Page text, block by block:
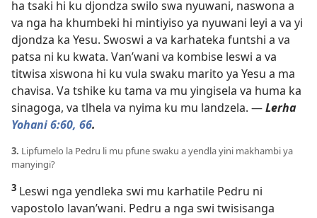
ha tsaki hi ku djondza swilo swa nyuwani, naswona a
va nga ha khumbeki hi mintiyiso ya nyuwani leyi a va yi
djondza ka Yesu. Swoswi a va karhateka funtshi a va
patsa ni ku kwata. Van’wani va kombise leswi a va
titwisa xiswona hi ku vula swaku marito ya Yesu a ma
chavisa. Va tshike ku tama va mu yingisela va huma ka
sinagoga, va tlhela va nyima ku mu landzela. —Lerha
Yohani 6:60, 66.
3. Lipfumelo la Pedru li mu pfune swaku a yendla yini makhambi ya
manyingi?
3 Leswi nga yendleka swi mu karhatile Pedru ni
vapostolo lavan’wani. Pedru a nga swi twisisanga